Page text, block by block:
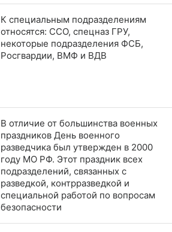
К специальным подразделениям
относятся: ССО, спецназ ГРУ,
некоторые подразделения ФСБ,
Росгвардии, ВМФ и ВДВ
В отличие от большинства военных
праздников День военного
разведчика был утвержден в 2000
году МО РФ. Этот праздник всех
подразделений, связанных с
разведкой, контрразведкой и
специальной работой по вопросам
безопасности